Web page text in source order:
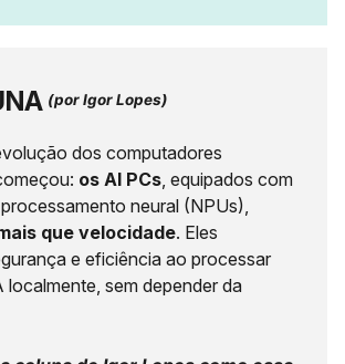
(por Igor Lopes)
dos computadores
os AI PCs, equipados com
neural (NPUs),
que velocidade. Eles
e eficiência ao processar
localmente, sem depender da